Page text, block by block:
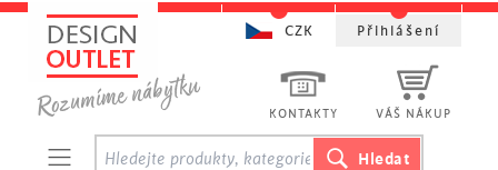
KONTAKTY VÁŠ NÁKUP
CZK Přihlášení